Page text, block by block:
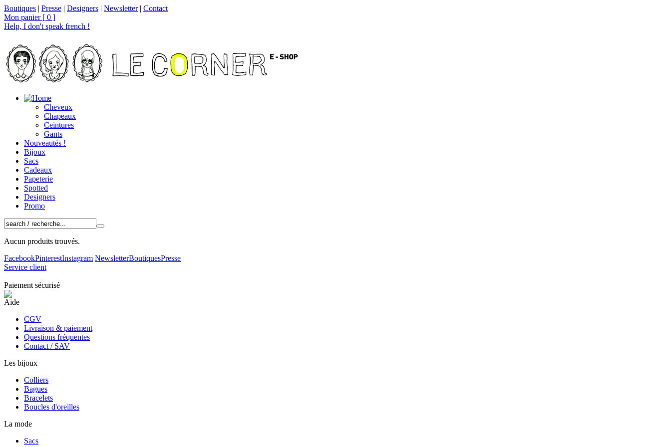
Boutiques | Presse | Designers | Newsletter| Contact
Mon panier [ 0 ]
Help, I don't speak french !
Cheveux
Chapeaux
Ceintures
Gants
Nouveautés !
Bijoux
Sacs
Cadeaux
Papeterie
Spotted
Designers
Promo
Aucun produits trouvés.
FacebookPinterestInstagram NewsletterBoutiquesPresse
Service client
Paiement sécurisé
Aide
CGV
Livraison & paiement
Questions fréquentes
Contact / SAV
Les bijoux
Colliers
Bagues
Bracelets
Boucles d'oreilles
La mode
Sacs